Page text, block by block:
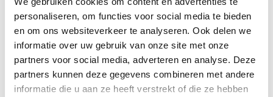
personaliseren, om functies voor social media te bieden
en om ons websiteverkeer te analyseren. Ook delen we
informatie over uw gebruik van onze site met onze
partners voor social media, adverteren en analyse. Deze
partners kunnen deze gegevens combineren met andere
informatie die u aan ze heeft verstrekt of die ze hebben
Geef aan tot welk domein jouw vraag behoort
KIES EEN DOMEIN